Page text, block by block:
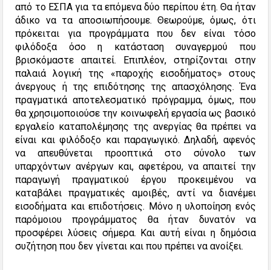
από το ΕΣΠΑ για τα επόμενα δύο περίπου έτη. Θα ήταν
άδικο να τα αποσιωπήσουμε. Θεωρούμε, όμως, ότι
πρόκειται για προγράμματα που δεν είναι τόσο
φιλόδοξα όσο η κατάσταση συναγερμού που
βρισκόμαστε απαιτεί. Επιπλέον, στηρίζονται στην
παλαιά λογική της «παροχής εισοδήματος» στους
άνεργους ή της επιδότησης της απασχόλησης. Ένα
πραγματικά αποτελεσματικό πρόγραμμα, όμως, που
θα χρησιμοποιούσε την κοινωφελή εργασία ως βασικό
εργαλείο καταπολέμησης της ανεργίας θα πρέπει να
είναι και φιλόδοξο και παραγωγικό. Δηλαδή, αφενός
να απευθύνεται προοπτικά στο σύνολο των
υπαρχόντων ανέργων και, αφετέρου, να απαιτεί την
παραγωγή πραγματικού έργου προκειμένου να
καταβάλει πραγματικές αμοιβές, αντί να διανέμει
εισοδήματα και επιδοτήσεις. Μόνο η υλοποίηση ενός
παρόμοιου προγράμματος θα ήταν δυνατόν να
προσφέρει λύσεις σήμερα. Και αυτή είναι η δημόσια
συζήτηση που δεν γίνεται και που πρέπει να ανοίξει.